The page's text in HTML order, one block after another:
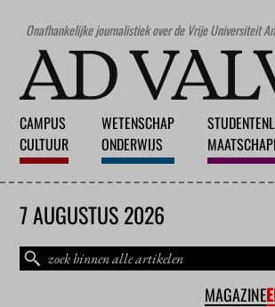
Onafhankelijke journalistiek over de Vrije Universiteit
CAMPUS
CULTUUR
WETENSCHAP
ONDERWIJS
7 AUGUSTUS 2026
MAGAZINE